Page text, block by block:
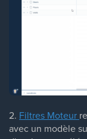
2. Filtres Moteur
avec un modèle